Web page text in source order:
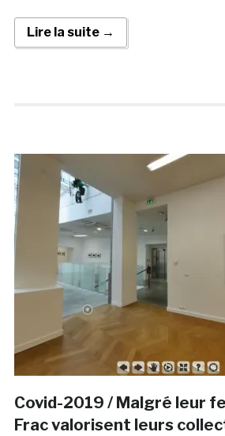
Lire la suite →
Covid-2019 / Malgré leur
Frac valorisent leurs